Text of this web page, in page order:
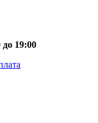
19:00